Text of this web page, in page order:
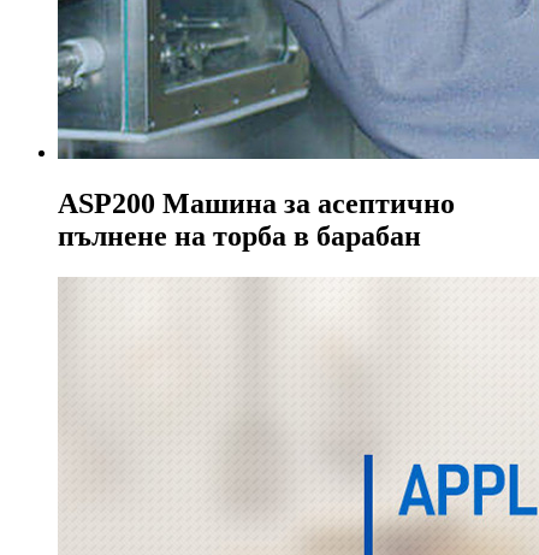
ASP200 Машина за асептично
пълнене на торба в барабан